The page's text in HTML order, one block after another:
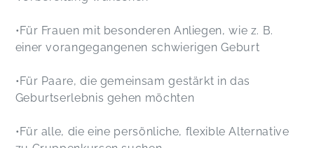
•Für Frauen mit besonderen Anliegen, wie z. B.
einer vorangegangenen schwierigen Geburt
•Für Paare, die gemeinsam gestärkt in das
Geburtserlebnis gehen möchten
•Für alle, die eine persönliche, flexible Alternative